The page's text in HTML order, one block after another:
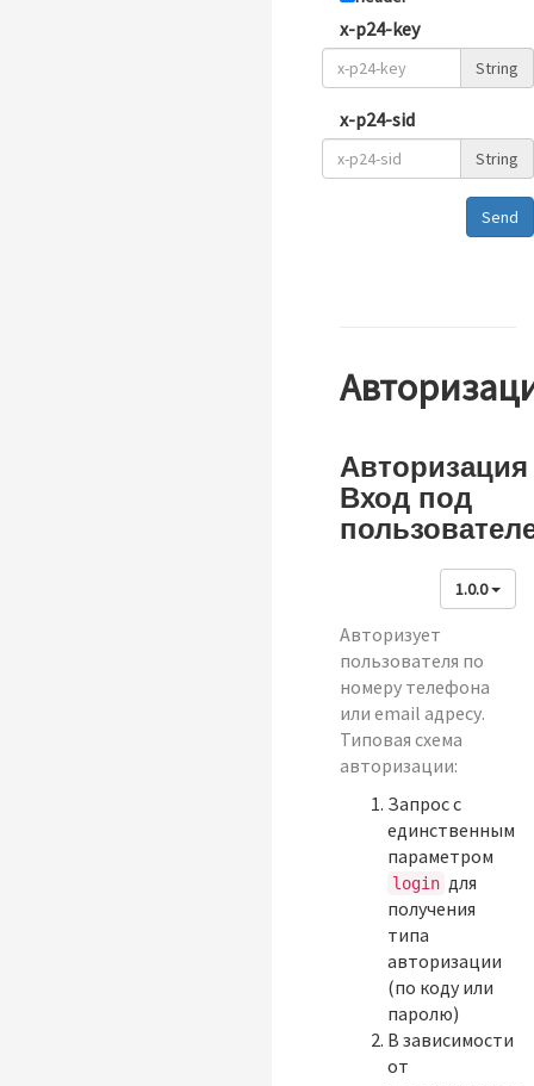
x-p24-key
String
x-p24-sid
String
Send
Авторизация
Вход под
1.0.0
Авторизует
пользователя по
номеру телефона
или email адресу.
Типовая схема
авторизации:
Запрос с
единственным
параметром
login для
получения
типа
авторизации
(по коду или
паролю)
В зависимости
от